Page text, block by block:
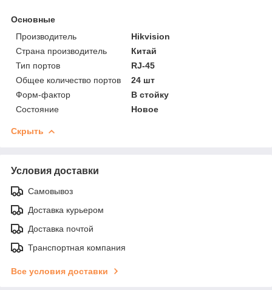
Основные
Производитель
Hikvision
Страна производитель
Китай
Тип портов
RJ-45
Общее количество портов
24 шт
Форм-фактор
В стойку
Состояние
Новое
Скрыть
Условия доставки
Самовывоз
Доставка курьером
Доставка почтой
Транспортная компания
Все условия доставки